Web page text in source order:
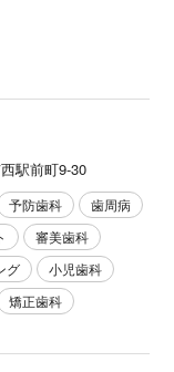
駅前町9-30
予防歯科
歯周病
審美歯科
グ
小児歯科
矯正歯科